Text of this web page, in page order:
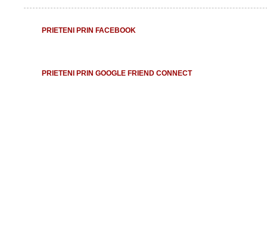
PRIETENI PRIN FACEBOOK
PRIETENI PRIN GOOGLE FRIEND CONNECT